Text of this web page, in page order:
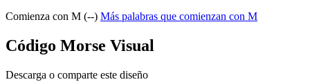
Comienza con M (--) Más palabras que comienzan con M
Código Morse Visual
Descarga o comparte este diseño